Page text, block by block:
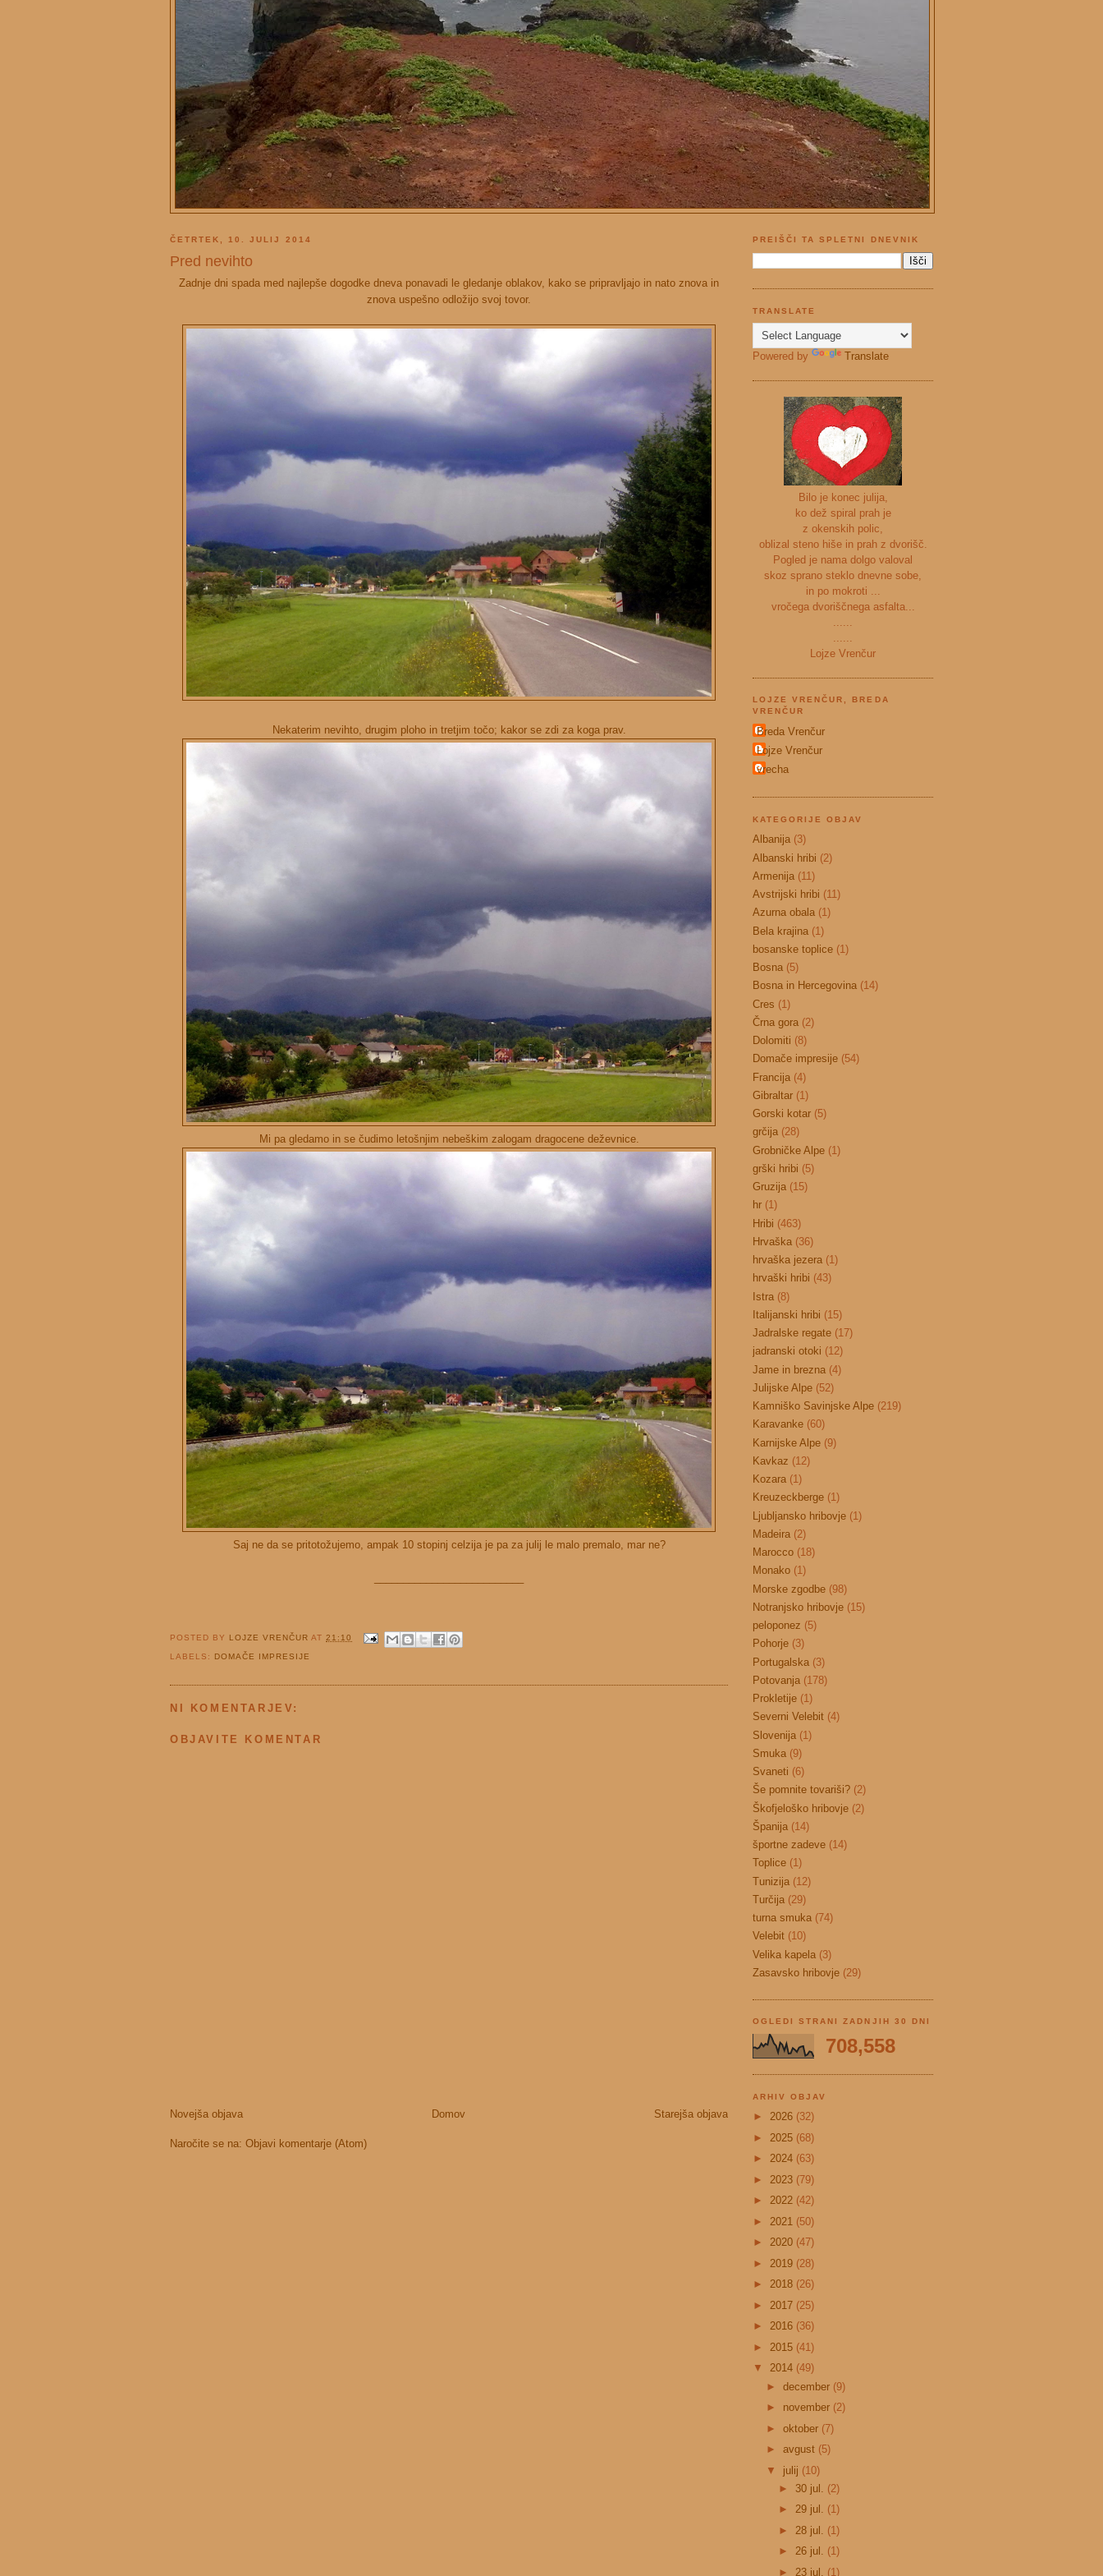
ČETRTEK, 10. JULIJ 2014
Pred nevihto
Zadnje dni spada med najlepše dogodke dneva ponavadi le gledanje oblakov, kako se pripravljajo in nato znova in
znova uspešno odložijo svoj tovor.
Nekaterim nevihto, drugim ploho in tretjim točo; kakor se zdi za koga prav.
Mi pa gledamo in se čudimo letošnjim nebeškim zalogam dragocene deževnice.
Saj ne da se pritotožujemo, ampak 10 stopinj celzija je pa za julij le malo premalo, mar ne?
POSTED BY LOJZE VRENČURAT21:10
LABELS: DOMAČE IMPRESIJE
NI KOMENTARJEV:
OBJAVITE KOMENTAR
Novejša objava Starejša objava
Domov
Naročite se na: Objavi komentarje (Atom)
PREIŠČI TA SPLETNI DNEVNIK
TRANSLATE
Powered by Translate
Bilo je konec julija,
ko dež spiral prah je
z okenskih polic,
oblizal steno hiše in prah z dvorišč.
Pogled je nama dolgo valoval
skoz sprano steklo dnevne sobe,
in po mokroti ...
vročega dvoriščnega asfalta...
......
......
Lojze Vrenčur
LOJZE VRENČUR, BREDA
VRENČUR
Breda Vrenčur
Lojze Vrenčur
vrecha
KATEGORIJE OBJAV
Albanija (3)
Albanski hribi (2)
Armenija (11)
Avstrijski hribi (11)
Azurna obala (1)
Bela krajina (1)
bosanske toplice (1)
Bosna (5)
Bosna in Hercegovina (14)
Cres (1)
Črna gora (2)
Dolomiti (8)
Domače impresije (54)
Francija (4)
Gibraltar (1)
Gorski kotar (5)
grčija (28)
Grobničke Alpe (1)
grški hribi (5)
Gruzija (15)
hr (1)
Hribi (463)
Hrvaška (36)
hrvaška jezera (1)
hrvaški hribi (43)
Istra (8)
Italijanski hribi (15)
Jadralske regate (17)
jadranski otoki (12)
Jame in brezna (4)
Julijske Alpe (52)
Kamniško Savinjske Alpe (219)
Karavanke (60)
Karnijske Alpe (9)
Kavkaz (12)
Kozara (1)
Kreuzeckberge (1)
Ljubljansko hribovje (1)
Madeira (2)
Marocco (18)
Monako (1)
Morske zgodbe (98)
Notranjsko hribovje (15)
peloponez (5)
Pohorje (3)
Portugalska (3)
Potovanja (178)
Prokletije (1)
Severni Velebit (4)
Slovenija (1)
Smuka (9)
Svaneti (6)
Še pomnite tovariši? (2)
Škofjeloško hribovje (2)
Španija (14)
športne zadeve (14)
Toplice (1)
Tunizija (12)
Turčija (29)
turna smuka (74)
Velebit (10)
Velika kapela (3)
Zasavsko hribovje (29)
OGLEDI STRANI ZADNJIH 30 DNI
708,558
ARHIV OBJAV
► 2026 (32)
► 2025 (68)
► 2024 (63)
► 2023 (79)
► 2022 (42)
► 2021 (50)
► 2020 (47)
► 2019 (28)
► 2018 (26)
► 2017 (25)
► 2016 (36)
► 2015 (41)
▼ 2014 (49)
► december (9)
► november (2)
► oktober (7)
► avgust (5)
▼ julij (10)
► 30 jul. (2)
►29 jul. (1)
► 28 jul. (1)
►26 jul. (1)
► 23 jul. (1)